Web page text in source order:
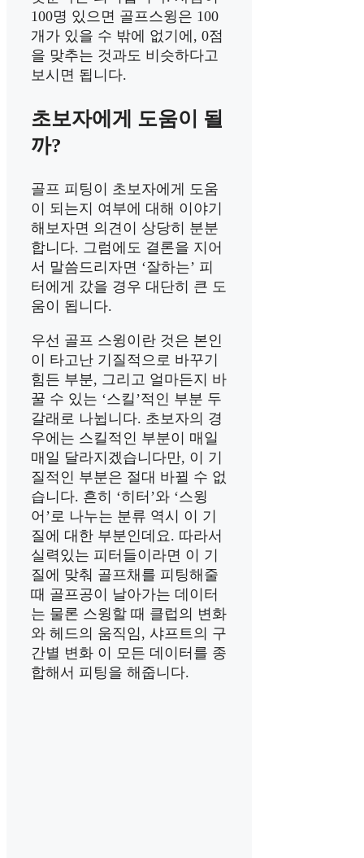
100명 있으면 골프스윙은 100
개가 있을 수 밖에 없기에, 0점
을 맞추는 것과도 비슷하다고
보시면 됩니다.
초보자에게 도움이 될
까?
골프 피팅이 초보자에게 도움
이 되는지 여부에 대해 이야기
해보자면 의견이 상당히 분분
합니다. 그럼에도 결론을 지어
서 말씀드리자면 ‘잘하는’ 피
터에게 갔을 경우 대단히 큰 도
움이 됩니다.
우선 골프 스윙이란 것은 본인
이 타고난 기질적으로 바꾸기
힘든 부분, 그리고 얼마든지 바
꿀 수 있는 ‘스킬’적인 부분 두
갈래로 나뉩니다. 초보자의 경
우에는 스킬적인 부분이 매일
매일 달라지겠습니다만, 이 기
질적인 부분은 절대 바뀔 수 없
습니다. 흔히 ‘히터’와 ‘스윙
어’로 나누는 분류 역시 이 기
질에 대한 부분인데요. 따라서
실력있는 피터들이라면 이 기
질에 맞춰 골프채를 피팅해줄
때 골프공이 날아가는 데이터
는 물론 스윙할 때 클럽의 변화
와 헤드의 움직임, 샤프트의 구
간별 변화 이 모든 데이터를 종
합해서 피팅을 해줍니다.